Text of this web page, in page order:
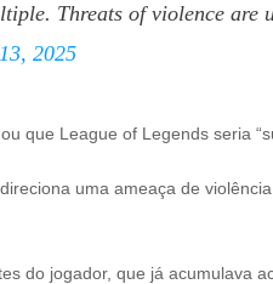
Threats of violence are
2025
que League of Legends seria
uma ameaça de
do jogador, que já acumulava